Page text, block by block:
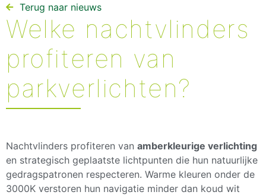
Terug naar nieuws​
Welke nachtvlinders
profiteren van
parkverlichten?
Nachtvlinders profiteren van amberkleurige verlichting
en strategisch geplaatste lichtpunten die hun natuurlijke
gedragspatronen respecteren. Warme kleuren onder de
3000K verstoren hun navigatie minder dan koud wit